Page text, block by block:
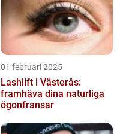
01 februari 2025
Lashlift i Västerås:
framhäva dina naturliga
ögonfransar